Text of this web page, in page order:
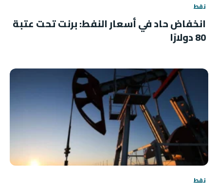
نفط
انخفاض حاد في أسعار النفط: برنت تحت عتبة
80 دولارًا
نفط